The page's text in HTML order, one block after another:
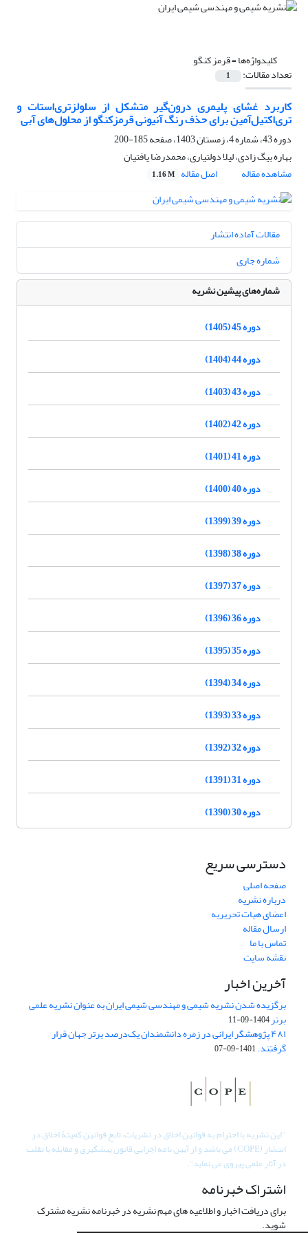
کلیدواژه‌ها =قرمز کنگو
تعداد مقالات: 1
کاربرد غشای پلیمری درون‌گیر متشکل از سلولزتری‌استات و
تر‌ی‌‌اکتیل‌‌آمین برای حذف رنگ آنیونی قرمزکنگو از محلول‌های آبی
دوره 43، شماره 4، زمستان 1403، صفحه
185-200
بهاره بیگ زادی، لیلا دولتیاری، محمدرضا یافتیان
مشاهده مقاله
اصل مقاله 1.16 M
مقالات آماده انتشار
شماره جاری
شماره‌های پیشین نشریه
دوره 45 (1405)
دوره 44 (1404)
دوره 43 (1403)
دوره 42 (1402)
دوره 41 (1401)
دوره 40 (1400)
دوره 39 (1399)
دوره 38 (1398)
دوره 37 (1397)
دوره 36 (1396)
دوره 35 (1395)
دوره 34 (1394)
دوره 33 (1393)
دوره 32 (1392)
دوره 31 (1391)
دوره 30 (1390)
دسترسی سریع
صفحه اصلی
درباره نشریه
اعضای هیات تحریریه
ارسال مقاله
تماس با ما
نقشه سایت
آخرین اخبار
برگزیده شدن نشریه شیمی و مهندسی شیمی ایران به عنوان نشریه علمی
برتر1404-09-11
۴۸۱ پژوهشگر ایرانی در زمره دانشمندان یک‌درصد برتر جهان قرار
گرفتند.1401-09-07
"این نشریه با احترام به قوانین اخلاق در نشریات، تابع قوانین کمیتۀ اخلاق در
انتشار (COPE) می باشد و از آیین نامه اجرایی قانون پیشگیری و مقابله با تقلب
در آثار علمی پیروی می نماید".
اشتراک خبرنامه
برای دریافت اخبار و اطلاعیه های مهم نشریه در خبرنامه نشریه مشترک
شوید.